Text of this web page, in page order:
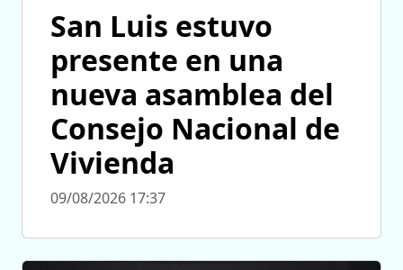
San Luis estuvo
presente en una
nueva asamblea del
Consejo Nacional de
Vivienda
09/08/2026 17:37